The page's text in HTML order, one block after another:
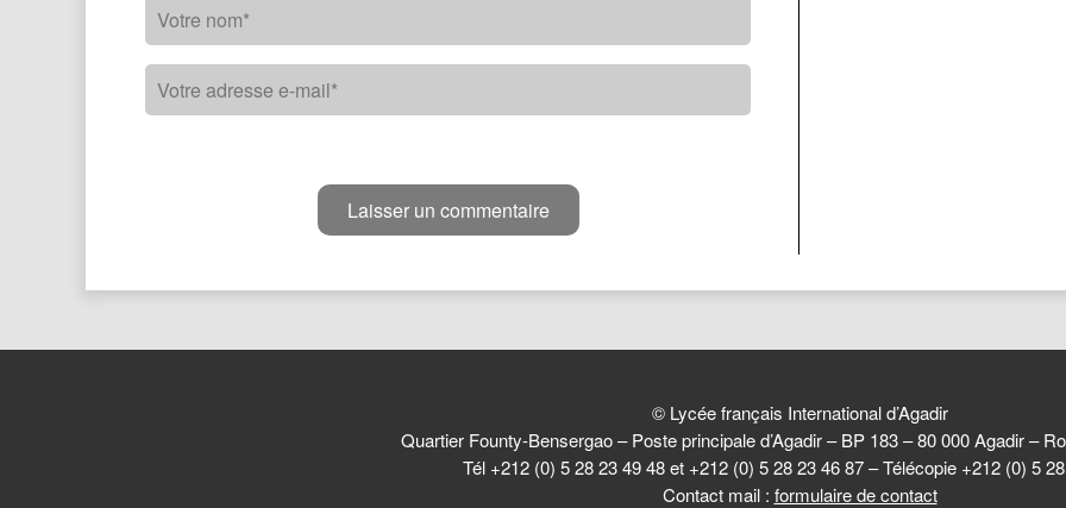
© Lycée français International d’Agadir
Quartier Founty-Bensergao – Poste principale d’Agadir – BP 183 – 80 000 Agadir –
Tél +212 (0) 5 28 23 49 48 et +212 (0) 5 28 23 46 87 – Télécopie +212 (0) 5
Contact mail : formulaire de contact